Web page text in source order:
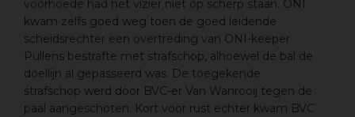
voorhoede had het vizier niet op scherp staan. ONI
kwam zelfs goed weg toen de goed leidende
scheidsrechter een overtreding van ONI-keeper
Pullens bestrafte met strafschop, alhoewel de bal de
doellijn al gepasseerd was. De toegekende
strafschop werd door BVC-er Van Wanrooij tegen de
paal aangeschoten. Kort voor rust echter kwam BVC